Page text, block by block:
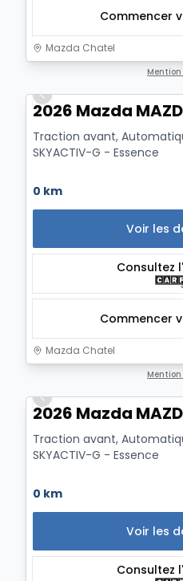
Commencer
Mazda Chatel
Previous slide
2026 Mazda
Traction avant,
SKYACTIV-G - Essence
0 km
Voir les
Consultez
Commencer
Mazda Chatel
Previous slide
2026 Mazda
Traction avant,
SKYACTIV-G - Essence
0 km
Voir les
Consultez